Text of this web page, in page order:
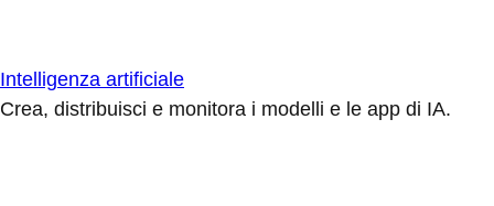
Intelligenza artificiale
Crea, distribuisci e monitora i modelli e le app di IA.